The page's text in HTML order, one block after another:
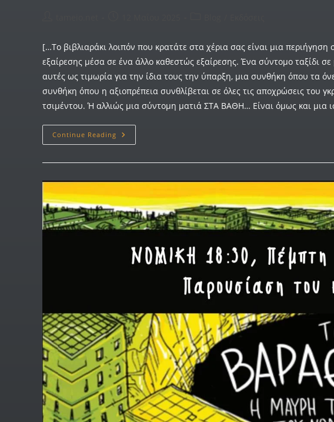
[…Το βιβλιαράκι λοιπόν που κρατάτε στα χέρια σας είναι μια
εξαίρεσης μέσα σε ένα άλλο καθεστώς εξαίρεσης. Ένα σύντομο ταξίδι
αυτές ως τιμωρία για την ίδια τους την ύπαρξη, μια συνθήκη όπου τα
συνθήκη όπου η αξιοπρέπεια συνθλίβεται σε όλες τις αποχρώσεις του
τσιμέντου. Ή αλλιώς μια σύντομη ματιά ΣΤΑ ΒΑΘΗ… Είναι όμως και μια
Continue Reading